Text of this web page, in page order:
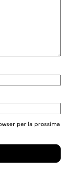
per la prossima